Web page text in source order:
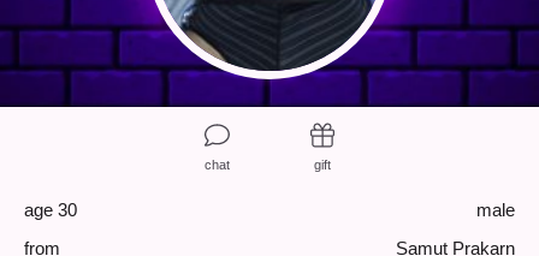
chat gift
age 30
male
from
Samut Prakarn